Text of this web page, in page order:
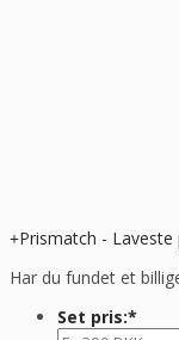
Prismatch - Laveste
Har du fundet et
Set pris:*